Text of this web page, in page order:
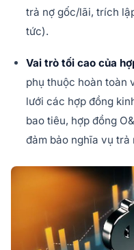
trả nợ gốc/lãi, trích
tức).
Vai trò tối cao của
phụ thuộc hoàn toàn
lưới các hợp đồng
bao tiêu, hợp đồng
đảm bảo nghĩa vụ trả